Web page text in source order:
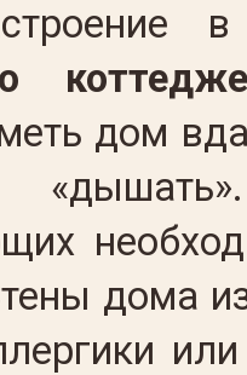
дом
дома